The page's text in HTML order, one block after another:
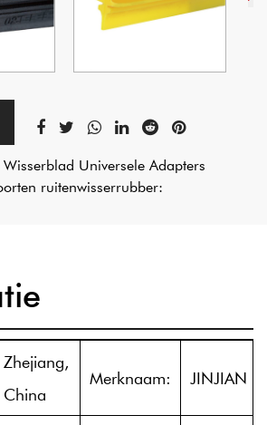
Wisserblad Universele Adapters
ruitenwisserrubber:
Zhejiang,
China
Merknaam: JINJIAN